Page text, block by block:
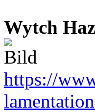
Wytch
https://